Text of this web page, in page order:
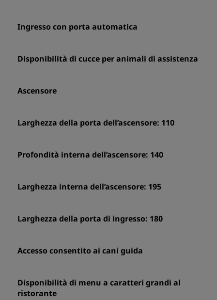
Ingresso con porta automatica
Disponibilità di cucce per animali di assistenza
Ascensore
Larghezza della porta dell’ascensore: 110
Profondità interna dell’ascensore: 140
Larghezza interna dell’ascensore: 195
Larghezza della porta di ingresso: 180
Accesso consentito ai cani guida
Disponibilità di menu a caratteri grandi al
ristorante